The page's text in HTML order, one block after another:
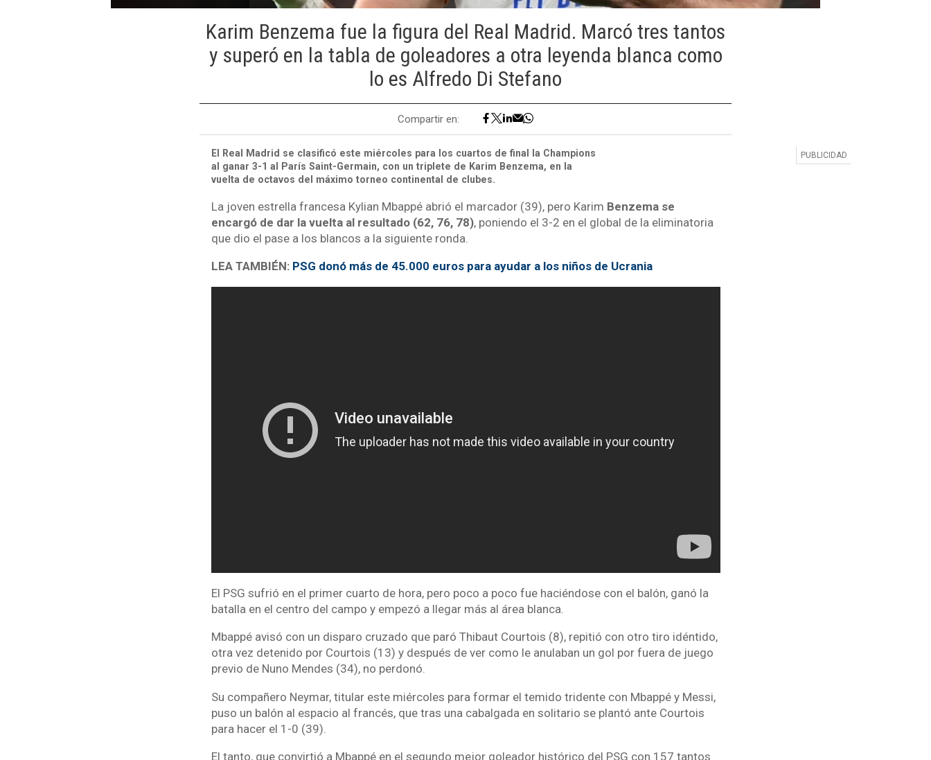
Karim Benzema fue la figura del Real Madrid. Marcó tres tantos
y superó en la tabla de goleadores a otra leyenda blanca como
lo es Alfredo Di Stefano
Compartir en:
El Real Madrid se clasificó este miércoles para los cuartos de final la Champions
al ganar 3-1 al París Saint-Germain, con un triplete de Karim Benzema, en la
vuelta de octavos del máximo torneo continental de clubes.
La joven estrella francesa Kylian Mbappé abrió el marcador (39), pero Karim Benzema se
encargó de dar la vuelta al resultado (62, 76, 78), poniendo el 3-2 en el global de la eliminatoria
que dio el pase a los blancos a la siguiente ronda.
LEA TAMBIÉN: PSG donó más de 45.000 euros para ayudar a los niños de Ucrania
El PSG sufrió en el primer cuarto de hora, pero poco a poco fue haciéndose con el balón, ganó la
batalla en el centro del campo y empezó a llegar más al área blanca.
Mbappé avisó con un disparo cruzado que paró Thibaut Courtois (8), repitió con otro tiro idéntido,
otra vez detenido por Courtois (13) y después de ver como le anulaban un gol por fuera de juego
previo de Nuno Mendes (34), no perdonó.
Su compañero Neymar, titular este miércoles para formar el temido tridente con Mbappé y Messi,
puso un balón al espacio al francés, que tras una cabalgada en solitario se plantó ante Courtois
para hacer el 1-0 (39).
El tanto, que convirtió a Mbappé en el segundo mejor goleador histórico del PSG con 157 tantos